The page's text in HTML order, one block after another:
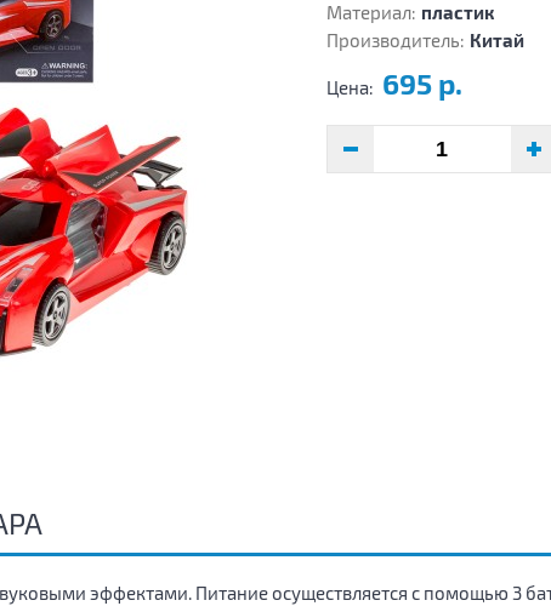
Материал: пластик
Производитель: Китай
Цена: 695 р.
эффектами. Питание осуществляется с помощью 3